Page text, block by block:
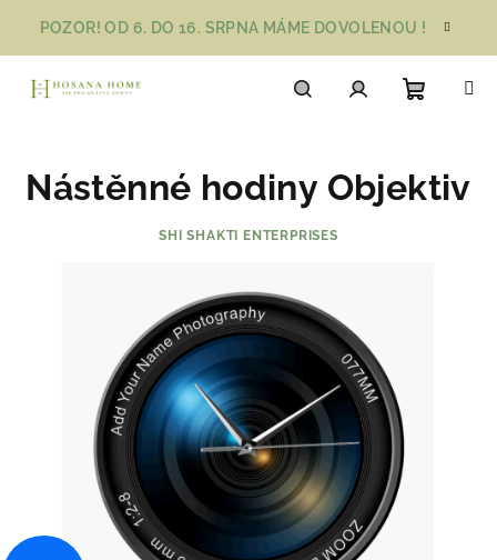
obsah
POZOR! OD 6. DO 16. SRPNA MÁME DOVOLENOU !
košík
Nástěnné hodiny Objektiv
SHI SHAKTI ENTERPRISES